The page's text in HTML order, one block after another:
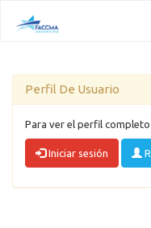
Perfil De Usuario
Para ver el perfil
Iniciar sesión